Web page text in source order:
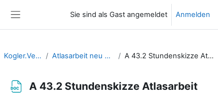
Sie sind als Gast angemeldet Anmelden
Kogler.Verena Atlasarbeit neu denken A 43.2 Stundenskizze Atlasarbeit
A 43.2 Stundenskizze Atlasarbeit